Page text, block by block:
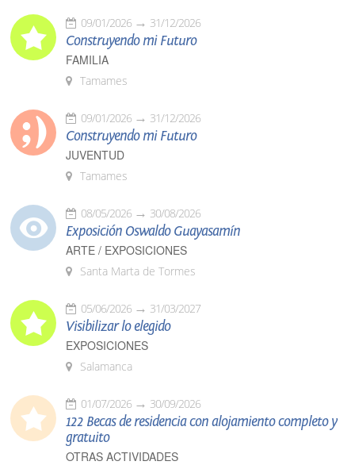
09/01/2026 31/12/2026
Construyendo mi Futuro
FAMILIA
Tamames
09/01/2026 31/12/2026
Construyendo mi Futuro
JUVENTUD
Tamames
08/05/2026 30/08/2026
Exposición Oswaldo Guayasamín
ARTE / EXPOSICIONES
Santa Marta de Tormes
05/06/2026 31/03/2027
Visibilizar lo elegido
EXPOSICIONES
Salamanca
01/07/2026 30/09/2026
122 Becas de residencia con alojamiento completo y
gratuito
OTRAS ACTIVIDADES